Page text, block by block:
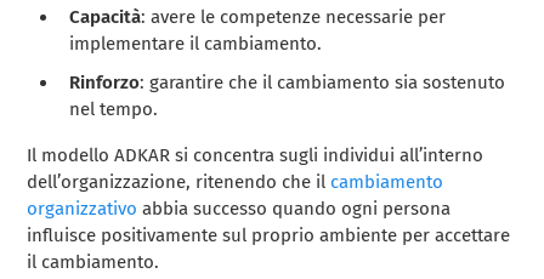
Capacità: avere le competenze necessarie per
implementare il cambiamento.
Rinforzo: garantire che il cambiamento sia sostenuto
nel tempo.
Il modello ADKAR si concentra sugli individui all’interno
dell’organizzazione, ritenendo che il cambiamento
organizzativo abbia successo quando ogni persona
influisce positivamente sul proprio ambiente per accettare
il cambiamento.